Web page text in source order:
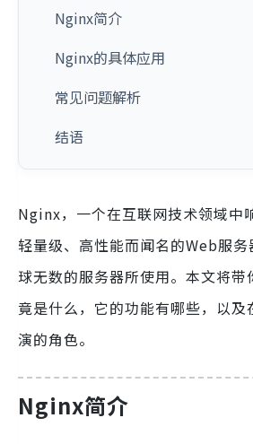
Nginx简介
Nginx的具体应用
常见问题解析
结语
Nginx，一个在互联网技术领域中
轻量级、高性能而闻名的Web服
球无数的服务器所使用。本文将
竟是什么，它的功能有哪些，以及
演的角色。
Nginx简介